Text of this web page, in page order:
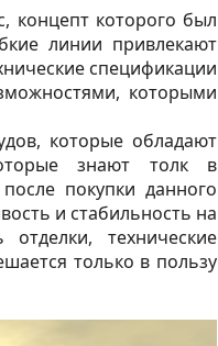
концепт которого был
линии привлекают
спецификации
которыми
которые обладают
знают толк в
покупки данного
и стабильность на
технические
только в пользу